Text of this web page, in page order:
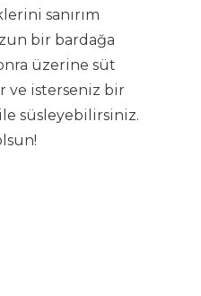
sanırım
bir bardağa
üzerine süt
ve isterseniz bir
süsleyebilirsiniz.